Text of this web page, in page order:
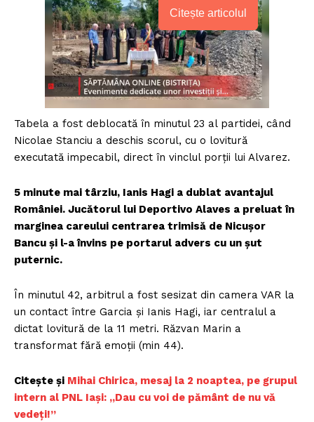
Citește articolul
Tabela a fost deblocată în minutul 23 al partidei, când
Nicolae Stanciu a deschis scorul, cu o lovitură
executată impecabil, direct în vinclul porții lui Alvarez.
5 minute mai târziu, Ianis Hagi a dublat avantajul
României. Jucătorul lui Deportivo Alaves a preluat în
marginea careului centrarea trimisă de Nicușor
Bancu și l-a învins pe portarul advers cu un șut
puternic.
În minutul 42, arbitrul a fost sesizat din camera VAR la
un contact între Garcia și Ianis Hagi, iar centralul a
dictat lovitură de la 11 metri. Răzvan Marin a
transformat fără emoții (min 44).
Citește și Mihai Chirica, mesaj la 2 noaptea, pe grupul
intern al PNL Iaşi: „Dau cu voi de pământ de nu vă
vedeţi!”